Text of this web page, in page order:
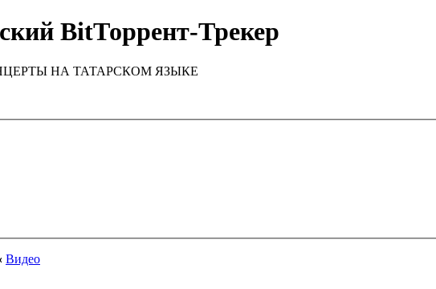
BitТоррент-Трекер
НА ТАТАРСКОМ ЯЗЫКЕ
‹ Видео